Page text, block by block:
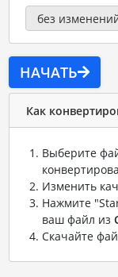
НАЧАТЬ
Как
Выберите
Изменить
Нажмите
ваш файл из
Скачайте